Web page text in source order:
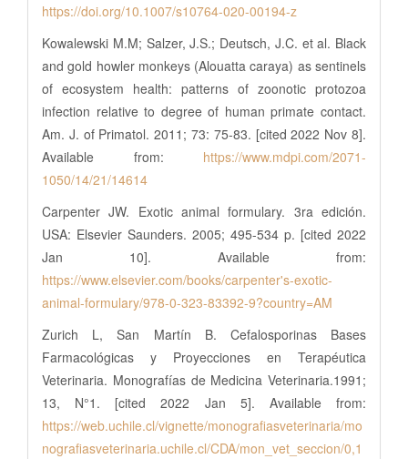
https://doi.org/10.1007/s10764-020-00194-z
Kowalewski M.M; Salzer, J.S.; Deutsch, J.C. et al. Black
and gold howler monkeys (Alouatta caraya) as sentinels
of ecosystem health: patterns of zoonotic protozoa
infection relative to degree of human primate contact.
Am. J. of Primatol. 2011; 73: 75-83. [cited 2022 Nov 8].
Available from: https://www.mdpi.com/2071-
1050/14/21/14614
Carpenter JW. Exotic animal formulary. 3ra edición.
USA: Elsevier Saunders. 2005; 495-534 p. [cited 2022
Jan 10]. Available from:
https://www.elsevier.com/books/carpenter's-exotic-
animal-formulary/978-0-323-83392-9?country=AM
Zurich L, San Martín B. Cefalosporinas Bases
Farmacológicas y Proyecciones en Terapéutica
Veterinaria. Monografías de Medicina Veterinaria.1991;
13, N°1. [cited 2022 Jan 5]. Available from:
https://web.uchile.cl/vignette/monografiasveterinaria/mo
nografiasveterinaria.uchile.cl/CDA/mon_vet_seccion/0,1